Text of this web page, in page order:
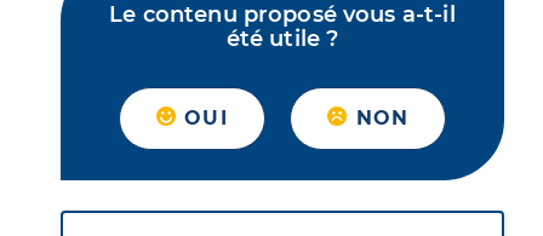
Le contenu proposé vous a-t-il
été utile ?
OUI NON